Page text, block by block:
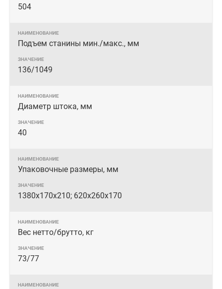
504
Подъем станины мин./макс., мм
136/1049
Диаметр штока, мм
40
Упаковочные размеры, мм
1380х170х210; 620х260х170
Вес нетто/брутто, кг
73/77